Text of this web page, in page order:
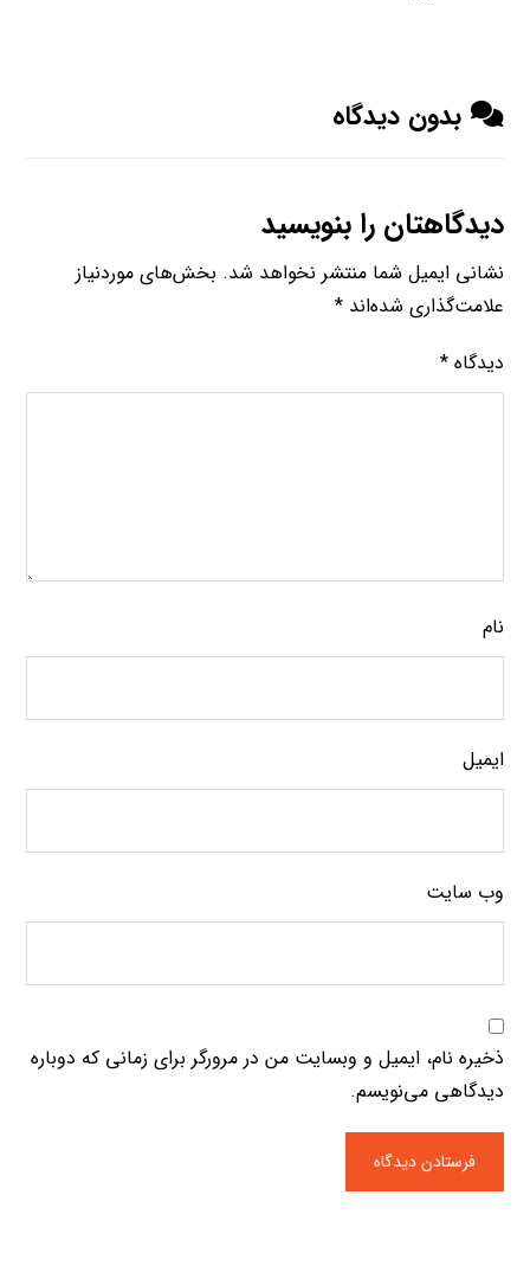
بدون دیدگاه
دیدگاهتان را بنویسید
نشانی ایمیل شما منتشر نخواهد شد. بخش‌های موردنیاز
علامت‌گذاری شده‌اند*
دیدگاه*
نام
ایمیل
وب‌ سایت
ذخیره نام، ایمیل و وبسایت من در مرورگر برای زمانی که دوباره
دیدگاهی می‌نویسم.